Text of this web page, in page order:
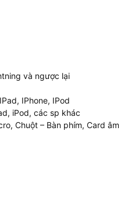
và ngược lại
IPhone, IPod
iPod, các sp khác
Chuột – Bàn phím, Card âm